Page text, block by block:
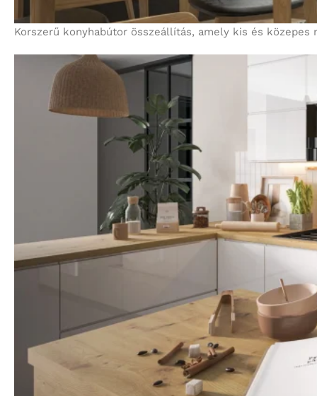
Korszerű konyhabútor összeállítás, amely kis és